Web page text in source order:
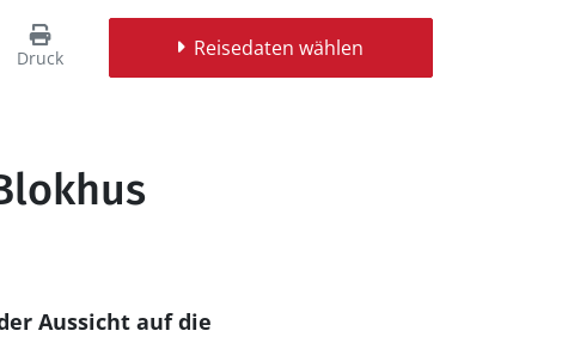
Druck Reisedaten wählen
Aussicht auf die